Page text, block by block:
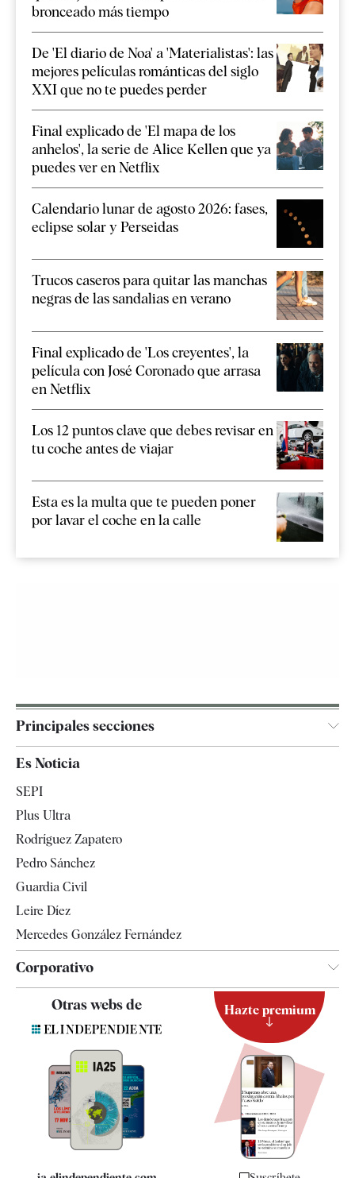
bronceado más tiempo
De 'El diario de Noa' a 'Materialistas': las
mejores películas románticas del siglo
XXI que no te puedes perder
Final explicado de 'El mapa de los
anhelos', la serie de Alice Kellen que ya
puedes ver en Netflix
Calendario lunar de agosto 2026: fases,
eclipse solar y Perseidas
Trucos caseros para quitar las manchas
negras de las sandalias en verano
Final explicado de 'Los creyentes', la
película con José Coronado que arrasa
en Netflix
Los 12 puntos clave que debes revisar en
tu coche antes de viajar
Esta es la multa que te pueden poner
por lavar el coche en la calle
Principales secciones
España
Televisión
Es Noticia
SEPI
Plus Ultra
Rodríguez Zapatero
Pedro Sánchez
Guardia Civil
Leire Díez
Mercedes González Fernández
Corporativo
Contacto
Quiénes somos
Especificaciones
Otras webs de Hazte premium